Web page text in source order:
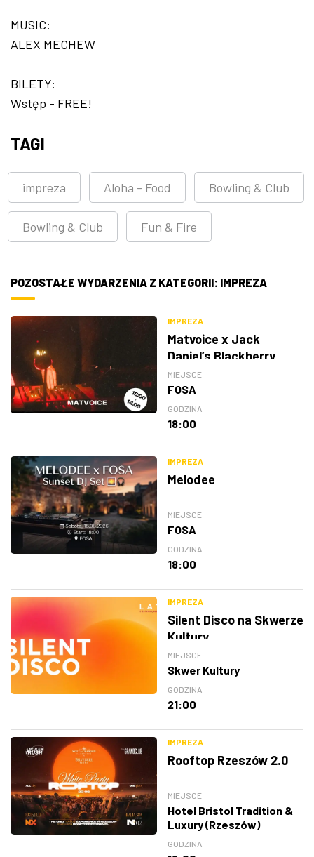
MUSIC:
ALEX MECHEW
BILETY:
Wstęp - FREE!
TAGI
impreza Aloha - Food Bowling & Club
Bowling & Club Fun & Fire
POZOSTAŁE WYDARZENIA Z KATEGORII: IMPREZA
IMPREZA
Matvoice x Jack
Daniel’s Blackberry
MIEJSCE
FOSA
GODZINA
18:00
IMPREZA
Melodee
MIEJSCE
FOSA
GODZINA
18:00
IMPREZA
Silent Disco na Skwerze
Kultury
MIEJSCE
Skwer Kultury
GODZINA
21:00
IMPREZA
Rooftop Rzeszów 2.0
MIEJSCE
Hotel Bristol Tradition &
Luxury (Rzeszów)
GODZINA